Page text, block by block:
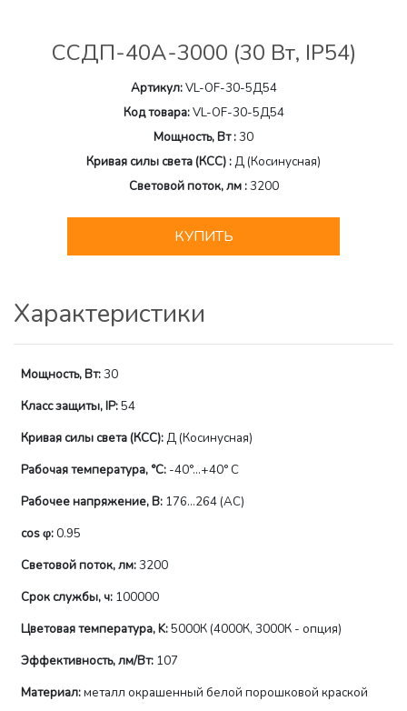
ССДП-40А-3000 (30 Вт, IP54)
Артикул:VL-OF-30-5Д54
Код товара:VL-OF-30-5Д54
Мощность, Вт :30
Кривая силы света (КСС) :Д (Косинусная)
Световой поток, лм :3200
КУПИТЬ
Характеристики
Мощность, Вт:30
Класс защиты, IP:54
Кривая силы света (КСС):Д (Косинусная)
Рабочая температура, °C: -40°...+40° С
Рабочее напряжение, В: 176...264 (AС)
сos φ:0.95
Световой поток, лм:3200
Срок службы, ч: 100000
Цветовая температура, K:5000К (4000К, 3000К - опция)
Эффективность, лм/Вт: 107
Материал:металл окрашенный белой порошковой краской